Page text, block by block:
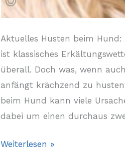
Aktuelles Husten beim
ist klassisches
überall. Doch was, wenn
anfängt krächzend zu
beim Hund kann viele
dabei um einen durchaus
Weiterlesen »